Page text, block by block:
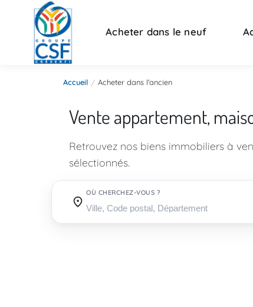
Acheter dans le neuf
Accueil Acheter dans l'ancien
Vente appartement,
Retrouvez nos biens immobiliers à
sélectionnés.
OÙ CHERCHEZ-VOUS ?
Où cherchez-vous ?